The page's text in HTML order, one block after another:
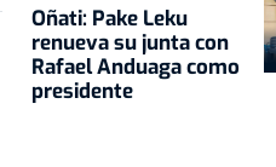
Oñati: Pake Leku
renueva su junta con
Rafael Anduaga como
presidente